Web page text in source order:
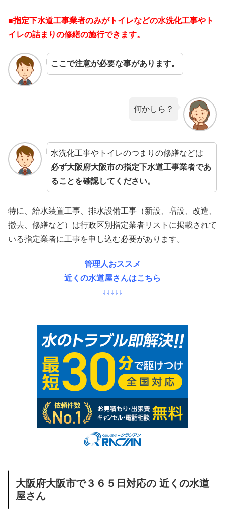
■指定下水道工事業者のみがトイレなどの水洗化工事やト
イレの詰まりの修繕の施行できます。
ここで注意が必要な事があります。
何かしら？
水洗化工事やトイレのつまりの修繕などは
必ず大阪府大阪市の指定下水道工事業者であ
ることを確認してください。
特に、給水装置工事、排水設備工事（新設、増設、改造、
撤去、修繕など）は行政区別指定業者リストに掲載されて
いる指定業者に工事を申し込む必要があります。
管理人おススメ
近くの水道屋さんはこちら
↓↓↓↓↓
大阪府大阪市で３６５日対応の 近くの水道
屋さん